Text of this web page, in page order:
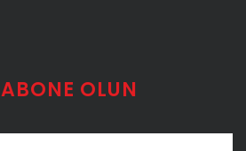
ABONE OLUN